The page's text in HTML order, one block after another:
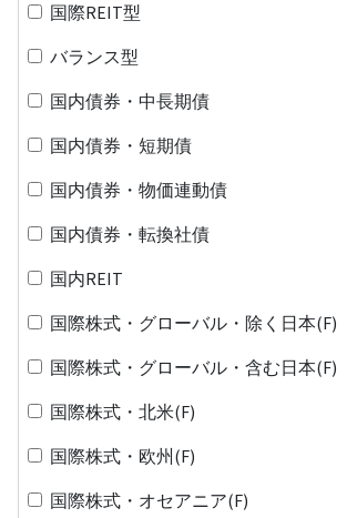
国際REIT型
バランス型
国内債券・中長期債
国内債券・短期債
国内債券・物価連動債
国内債券・転換社債
国内REIT
国際株式・グローバル・除く日本(F)
国際株式・グローバル・含む日本(F)
国際株式・北米(F)
国際株式・欧州(F)
国際株式・オセアニア(F)